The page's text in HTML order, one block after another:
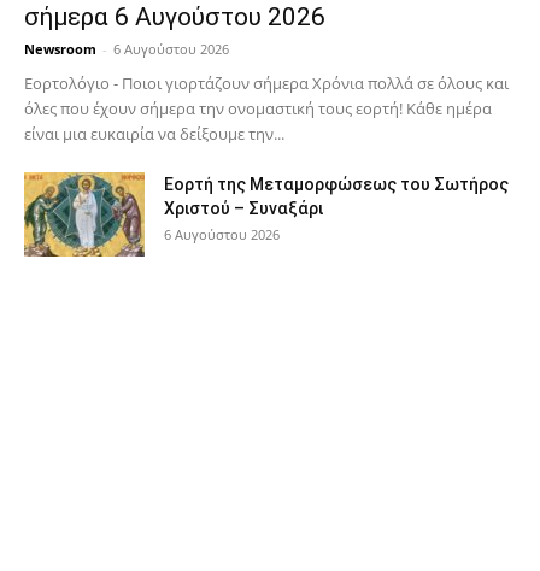
σήμερα 6 Αυγούστου 2026
Newsroom - 6 Αυγούστου 2026
Εορτολόγιο - Ποιοι γιορτάζουν σήμερα Χρόνια πολλά σε όλους και
όλες που έχουν σήμερα την ονομαστική τους εορτή! Κάθε ημέρα
είναι μια ευκαιρία να δείξουμε την...
Εορτή της Μεταμορφώσεως του Σωτήρος
Χριστού – Συναξάρι
6 Αυγούστου 2026